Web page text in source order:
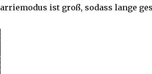
ist groß, sodass lange